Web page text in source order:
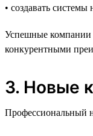
• создавать
Успешные компании
конкурентными
3. Новые
Профессиональный